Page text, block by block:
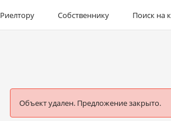
Риелтору Собственнику Поиск на
Объект удален. Предложение закрыто.